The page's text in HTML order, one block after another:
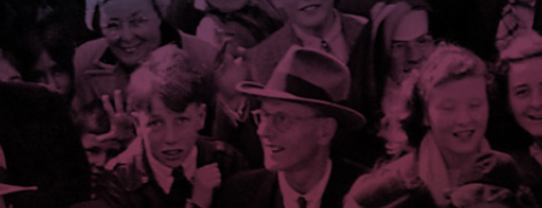
Participa! – Jordania